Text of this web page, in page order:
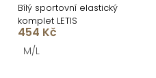
Bílý sportovní elastický
komplet LETIS
454 Kč
M/L